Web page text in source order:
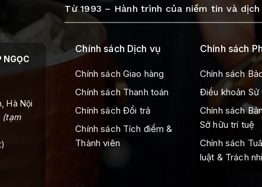
Từ 1993 – Hành trình của niềm tin và
NGỌC
Hà Nội
(tạm
Chính sách Dịch vụ
Chính sách Giao hàng
Chính sách Thanh toán
Chính sách Đổi trả
Chính sách Tích điểm &
Thành viên
Chính sách
Chính sách
Điều khoản Sử
Chính sách
Sở hữu trí tuệ
Chính sách
luật & Trách